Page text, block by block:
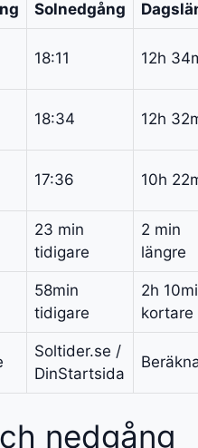
Solnedgång
18:11 12h
18:34 12h
17:36 10h
23 min
tidigare
2 min
längre
58min
tidigare
2h
kortare
Soltider.se /
DinStartsida
nedgång